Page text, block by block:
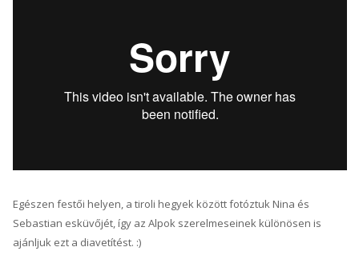
Egészen festői helyen, a tiroli hegyek között fotóztuk Nina és
Sebastian esküvőjét, így az Alpok szerelmeseinek különösen is
ajánljuk ezt a diavetítést. :)